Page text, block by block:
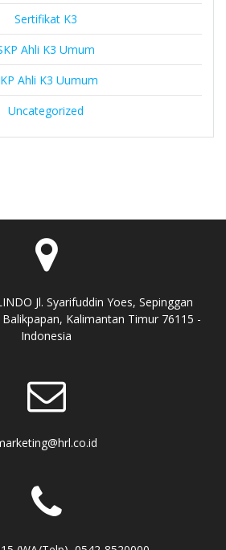
Sertifikat K3
Ahli K3 Umum
Ahli K3 Uumum
Uncategorized
Jl. Syarifuddin Yoes, Sepinggan
Kalimantan Timur 76115 -
Indonesia